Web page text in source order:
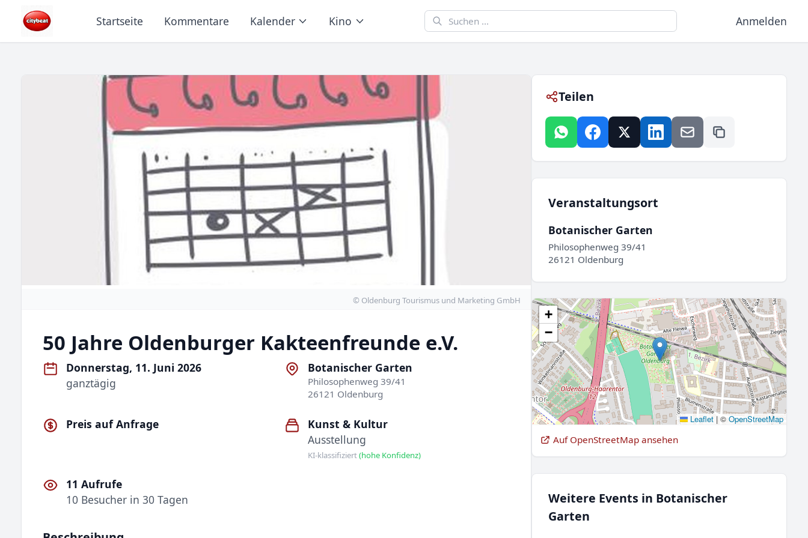
Startseite Kommentare Kalender Kino Anmelden
© Oldenburg Tourismus und Marketing GmbH
50 Jahre Oldenburger Kakteenfreunde e.V.
Donnerstag, 11. Juni 2026
ganztägig
Botanischer Garten
Philosophenweg 39/41
26121 Oldenburg
Preis auf Anfrage
Kunst & Kultur
Ausstellung
KI-klassifiziert(hohe Konfidenz)
11 Aufrufe
10 Besucher in 30 Tagen
Teilen
Veranstaltungsort
Botanischer Garten
Philosophenweg 39/41
26121 Oldenburg
+
−
Leaflet |© OpenStreetMap
Auf OpenStreetMap ansehen
Weitere Events in Botanischer
Garten